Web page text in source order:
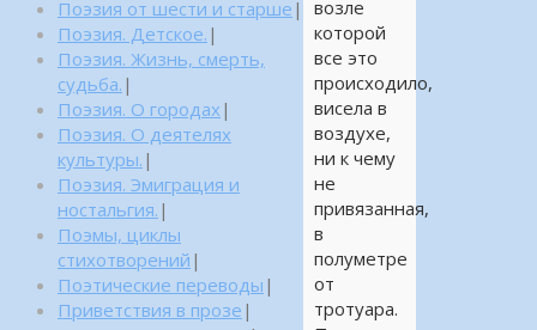
возле
которой
все это
происходило,
висела в
воздухе,
ни к чему
не
привязанная,
в
полуметре
от
тротуара.
Поэзия от шести и старше |
Поэзия. Детское. |
Поэзия. Жизнь, смерть,
судьба. |
Поэзия. О городах |
Поэзия. О деятелях
культуры. |
Поэзия. Эмиграция и
ностальгия. |
Поэмы, циклы
стихотворений |
Поэтические переводы |
Приветствия в прозе |